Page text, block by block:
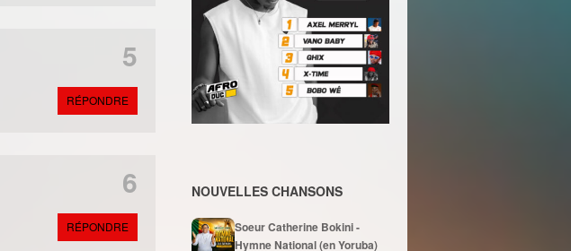
RÉPONDRE
5
RÉPONDRE
6 NOUVELLES CHANSONS
Soeur Catherine Bokini -
Hymne National (en Yoruba)